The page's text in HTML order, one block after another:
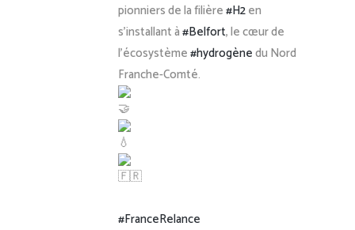
pionniers de la filière#H2en
s’installant à#Belfort, le cœur de
l’écosystème#hydrogènedu Nord
Franche-Comté.
#FranceRelance